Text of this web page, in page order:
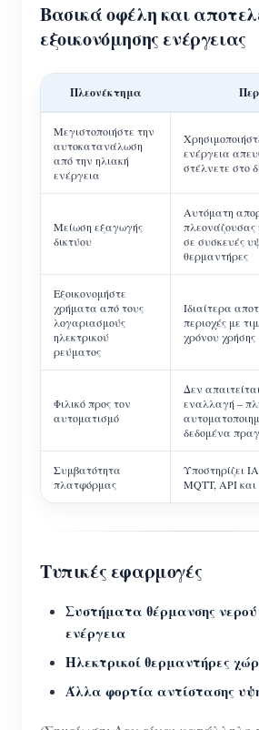
Βασικά οφέλη και
εξοικονόμησης ενέργειας
Πλεονέκτημα
Μεγιστοποιήστε την
αυτοκατανάλωση
από την ηλιακή
ενέργεια
ενέργεια
στέλνετε στο
Μείωση εξαγωγής
δικτύου
Αυτόματη
πλεονάζουσας
σε συσκευές
θερμαντήρες
Εξοικονομήστε
χρήματα από τους
λογαριασμούς
ηλεκτρικού
ρεύματος
Ιδιαίτερα
περιοχές με
χρόνου χρήσης
Φιλικό προς τον
αυτοματισμό
Δεν
εναλλαγή –
δεδομένα
Συμβατότητα
πλατφόρμας
Υποστηρίζει
MQTT, API και
Τυπικές εφαρμογές
Συστήματα θέρμανσης
ενέργεια
Ηλεκτρικοί θερμαντήρες
Άλλα φορτία αντίστασης